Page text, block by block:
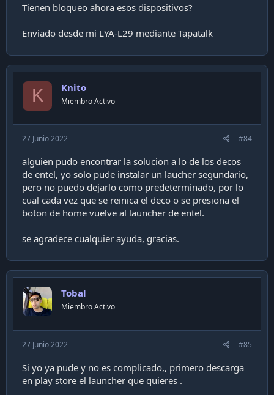
Tienen bloqueo ahora esos dispositivos?
Enviado desde mi LYA-L29 mediante Tapatalk
K Knito
Miembro Activo
27 Junio 2022 #84
alguien pudo encontrar la solucion a lo de los decos
de entel, yo solo pude instalar un laucher segundario,
pero no puedo dejarlo como predeterminado, por lo
cual cada vez que se reinica el deco o se presiona el
boton de home vuelve al launcher de entel.
se agradece cualquier ayuda, gracias.
Tobal
Miembro Activo
27 Junio 2022 #85
Si yo ya pude y no es complicado,, primero descarga
en play store el launcher que quieres .